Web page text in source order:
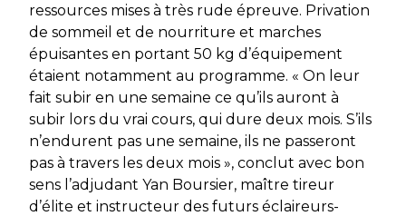
ressources mises à très rude épreuve. Privation
de sommeil et de nourriture et marches
épuisantes en portant 50 kg d’équipement
étaient notamment au programme. « On leur
fait subir en une semaine ce qu’ils auront à
subir lors du vrai cours, qui dure deux mois. S’ils
n’endurent pas une semaine, ils ne passeront
pas à travers les deux mois », conclut avec bon
sens l’adjudant Yan Boursier, maître tireur
d’élite et instructeur des futurs éclaireurs-